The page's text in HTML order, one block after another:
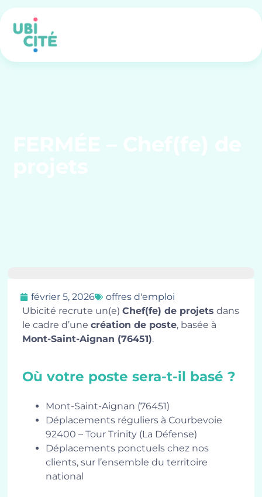
février 5, 2026
offres d'emploi
Ubicité recrute un(e)Chef(fe) de projets dans
le cadre d’unecréation de poste, basée à
Mont-Saint-Aignan (76451).
Où votre poste sera-t-il basé ?
Mont-Saint-Aignan (76451)
Déplacements réguliers à Courbevoie
92400 – Tour Trinity (La Défense)
Déplacements ponctuels chez nos
clients, sur l’ensemble du territoire
national